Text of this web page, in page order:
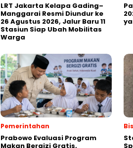
LRT Jakarta Kelapa Gading–
Manggarai Resmi Diundur ke
26 Agustus 2026, Jalur Baru 11
Stasiun Siap Ubah Mobilitas
Warga
Pemerintahan
Prabowo Evaluasi Program
Makan Bergizi Gratis,